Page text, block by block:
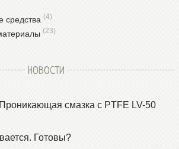
средства (4)
(23)
НОВОСТИ
смазка с PTFE LV-50
Готовы?